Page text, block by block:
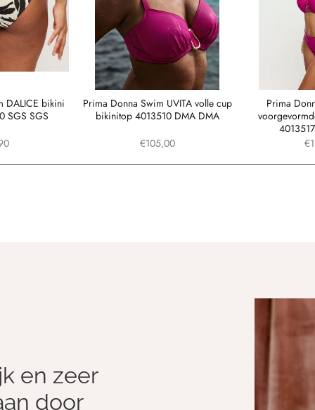
Prima
Prima Donna Swim UVITA volle cup
bikinitop 4013510 DMA DMA
€105,00
DALICE bikini
SGS SGS
en zeer
door